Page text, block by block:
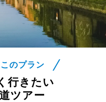
のプラン
行きたい
ツアー